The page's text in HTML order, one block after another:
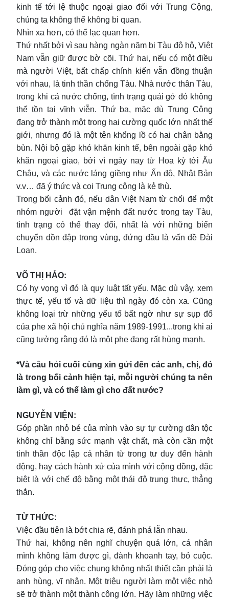
kinh tế tới lệ thuộc ngoại giao đối với Trung Cộng,
chúng ta không thể không bi quan.
Nhìn xa hơn, có thể lạc quan hơn.
Thứ nhất bởi vì sau hàng ngàn năm bị Tàu đô hộ, Việt
Nam vẫn giữ được bờ cõi. Thứ hai, nếu có một điều
mà người Việt, bất chấp chính kiến vẫn đồng thuận
với nhau, là tinh thần chống Tàu. Nhà nước thân Tàu,
trong khi cả nước chống, tình trạng quái gở đó không
thể tồn tại vĩnh viễn. Thứ ba, mặc dù Trung Cộng
đang trở thành một trong hai cường quốc lớn nhất thế
giới, nhưng đó là một tên khổng lồ có hai chân bằng
bùn. Nội bộ gặp khó khăn kinh tế, bên ngoài gặp khó
khăn ngoại giao, bởi vì ngày nay từ Hoa kỳ tới Âu
Châu, và các nước láng giềng như Ấn độ, Nhật Bản
v.v… đã ý thức và coi Trung cộng là kẻ thù.
Trong bối cảnh đó, nếu dân Việt Nam từ chối để một
nhóm người đặt vận mệnh đất nước trong tay Tàu,
tình trạng có thể thay đổi, nhất là với những biến
chuyển dồn đập trong vùng, đứng đầu là vấn đề Đài
Loan.
VÕ THỊ HẢO:
Có hy vọng vì đó là quy luật tất yếu. Mặc dù vậy, xem
thực tế, yếu tố và dữ liệu thì ngày đó còn xa. Cũng
không loại trừ những yếu tố bất ngờ như sự sụp đổ
của phe xã hội chủ nghĩa năm 1989-1991...trong khi ai
cũng tưởng rằng đó là một phe đang rất hùng mạnh.
*Và câu hỏi cuối cùng xin gửi đến các anh, chị, đó
là trong bối cảnh hiện tại, mỗi người chúng ta nên
làm gì, và có thể làm gì cho đất nước?
NGUYỄN VIỆN:
Góp phần nhỏ bé của mình vào sự tự cường dân tộc
không chỉ bằng sức mạnh vật chất, mà còn cần một
tinh thần độc lập cá nhân từ trong tư duy đến hành
động, hay cách hành xử của mình với cộng đồng, đặc
biệt là với chế độ bằng một thái độ trung thực, thẳng
thắn.
TỪ THỨC:
Việc đầu tiên là bớt chia rẽ, đánh phá lẫn nhau.
Thứ hai, không nên nghĩ chuyện quá lớn, cá nhân
mình không làm được gì, đành khoanh tay, bỏ cuộc.
Đóng góp cho việc chung không nhất thiết cần phải là
anh hùng, vĩ nhân. Một triệu người làm một việc nhỏ
sẽ trở thành một thành công lớn. Hãy làm những việc